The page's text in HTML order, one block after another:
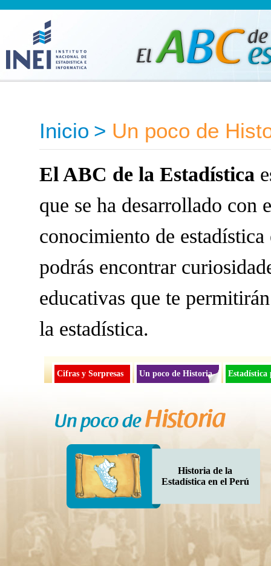
Inicio > Un poco de
El ABC de la Estadística
que se ha desarrollado con
conocimiento de
podrás encontrar
educativas que te
la estadística.
Cifras y Sorpresas Un poco de Historia Estadística
Historia de la
Estadística en el Perú